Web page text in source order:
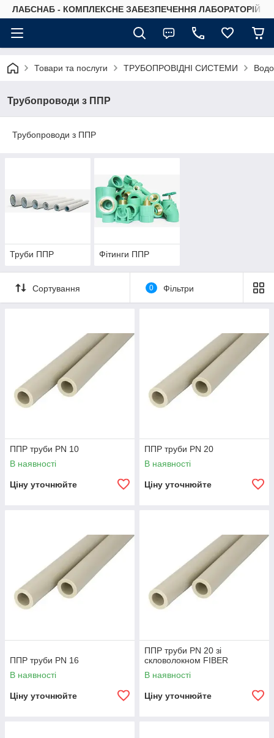
ЛАБСНАБ - КОМПЛЕКСНЕ ЗАБЕЗПЕЧЕННЯ ЛАБОРАТОРІЙ
Товари та послуги ТРУБОПРОВІДНІ СИСТЕМИ
Трубопроводи з ППР
Трубопроводи з ППР
Труби ППР Фітинги ППР
Сортування 0 Фільтри
ППР труби PN 10
В наявності
Ціну уточнюйте
ППР труби PN 20
В наявності
Ціну уточнюйте
ППР труби PN 16
В наявності
Ціну уточнюйте
ППР труби PN 20 зі
скловолокном FIBER
В наявності
Ціну уточнюйте